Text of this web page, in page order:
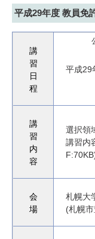
平成29年度 教員免
講
習
日
程
平成29
講
習
内
容
選択領
講習内
会
場
札幌大
(札幌